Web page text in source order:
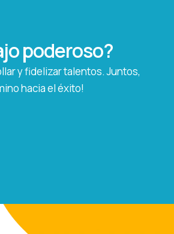
poderoso?
y fidelizar talentos. Juntos,
hacia el éxito!